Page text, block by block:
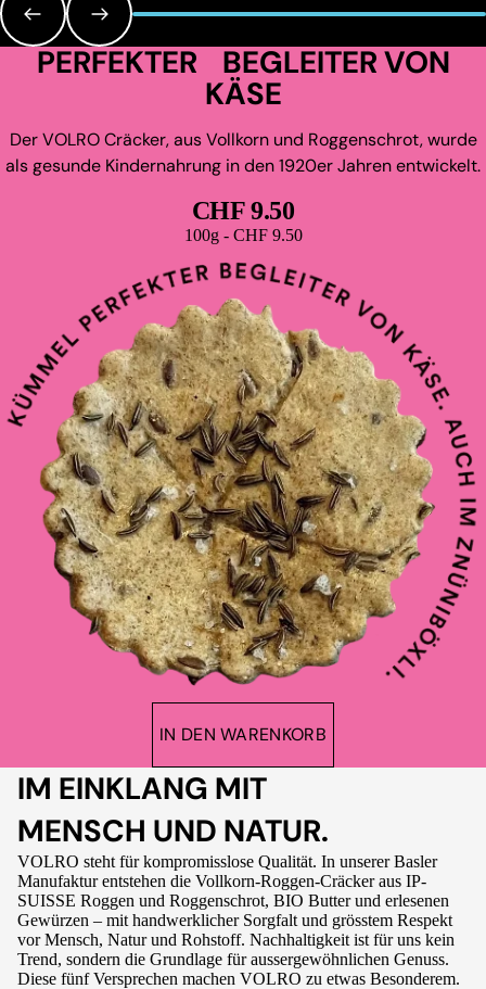
PERFEKTER BEGLEITER VON
KÄSE
Der VOLRO Cräcker, aus Vollkorn und Roggenschrot, wurde
als gesunde Kindernahrung in den 1920er Jahren entwickelt.
CHF 9.50
Grundpreis
100g - CHF 9.50
IN DEN WARENKORB
IM EINKLANG MIT
MENSCH UND NATUR.
VOLRO steht für kompromisslose Qualität. In unserer Basler
Manufaktur entstehen die Vollkorn-Roggen-Cräcker aus IP-
SUISSE Roggen und Roggenschrot, BIO Butter und erlesenen
Gewürzen – mit handwerklicher Sorgfalt und grösstem Respekt
vor Mensch, Natur und Rohstoff. Nachhaltigkeit ist für uns kein
Trend, sondern die Grundlage für aussergewöhnlichen Genuss.
Diese fünf Versprechen machen VOLRO zu etwas Besonderem.